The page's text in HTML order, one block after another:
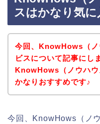
スはかなり気
今回、KnowHows（ノ
ビスについて記事にし
KnowHows（ノウハウ
かなりおすすめです♪
今回、KnowHows（ノ